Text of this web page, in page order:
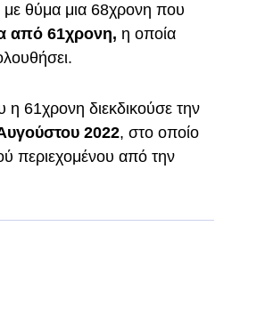
με θύμα μια 68χρονη που
από 61χρονη, η οποία
61χρονη διεκδικούσε την
2022, στο οποίο
περιεχομένου από την